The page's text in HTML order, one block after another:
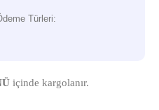
Türleri:
içinde kargolanır.